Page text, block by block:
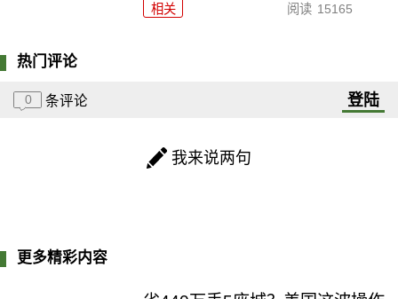
相关 阅读 15165
热门评论
0 条评论 登陆
我来说两句
更多精彩内容